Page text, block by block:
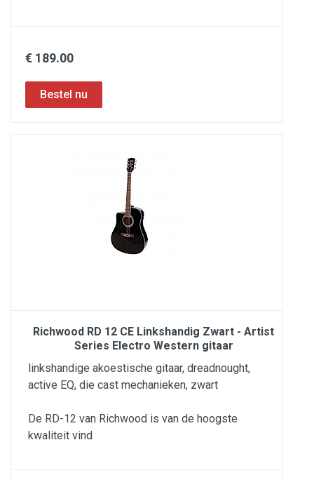
€ 189.00
Richwood RD 12 CE Linkshandig Zwart - Artist
Series Electro Western gitaar
linkshandige akoestische gitaar, dreadnought,
active EQ, die cast mechanieken, zwart
De RD-12 van Richwood is van de hoogste
kwaliteit vind